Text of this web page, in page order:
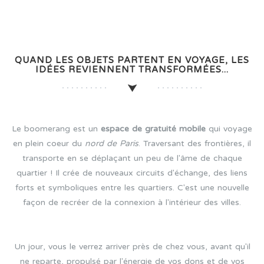
QUAND LES OBJETS PARTENT EN VOYAGE, LES
IDÉES REVIENNENT TRANSFORMÉES...
Le boomerang est un espace de gratuité mobile qui voyage
en plein coeur du nord de Paris. Traversant des frontières, il
transporte en se déplaçant un peu de l'âme de chaque
quartier ! Il crée de nouveaux circuits d'échange, des liens
forts et symboliques entre les quartiers. C'est une nouvelle
façon de recréer de la connexion à l'intérieur des villes.
Un jour, vous le verrez arriver près de chez vous, avant qu'il
ne reparte, propulsé par l'énergie de vos dons et de vos